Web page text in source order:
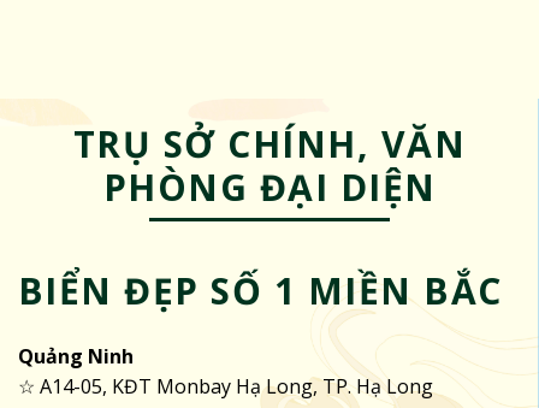
TRỤ SỞ CHÍNH, VĂN
PHÒNG ĐẠI DIỆN
BIỂN ĐẸP SỐ 1 MIỀN BẮC
Quảng Ninh
☆ A14-05, KĐT Monbay Hạ Long, TP. Hạ Long